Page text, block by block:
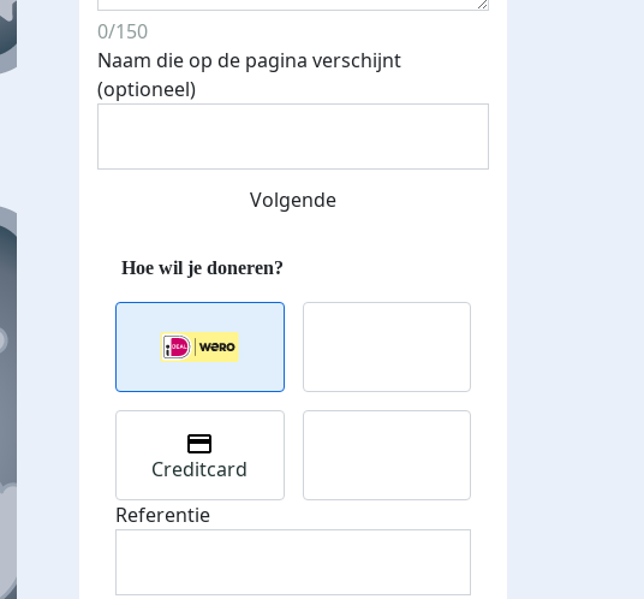
Streefbedrag verhoogd
0/150
Naam die op de pagina verschijnt
(optioneel)
Volgende
Creditcard
Referentie